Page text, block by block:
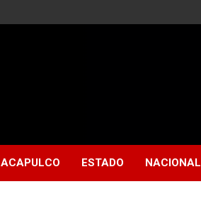
ACAPULCO ESTADO NACIONAL